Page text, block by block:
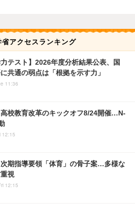
省アクセスランキング
力テスト】2026年度分析結果公表、国
共通の弱点は「根拠を示す力」
11:36
校教育改革のキックオフ8/24開催…N-
12:15
期指導要領「体育」の骨子案…多様な
視
12:15